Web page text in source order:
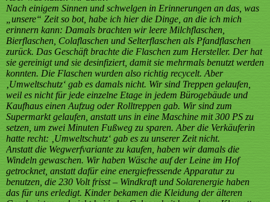
Nach einigem Sinnen und schwelgen in Erinnerungen an das, was
„unsere“ Zeit so bot, habe ich hier die Dinge, an die ich mich
erinnern kann: Damals brachten wir leere Milchflaschen,
Bierflaschen, Colaflaschen und Selterflaschen als Pfandflaschen
zurück. Das Geschäft brachte die Flaschen zum Hersteller. Der hat
sie gereinigt und sie desinfiziert, damit sie mehrmals benutzt werden
konnten. Die Flaschen wurden also richtig recycelt. Aber
‚Umweltschutz‘ gab es damals nicht. Wir sind Treppen gelaufen,
weil es nicht für jede einzelne Etage in jedem Bürogebäude und
Kaufhaus einen Aufzug oder Rolltreppen gab. Wir sind zum
Supermarkt gelaufen, anstatt uns in eine Maschine mit 300 PS zu
setzen, um zwei Minuten Fußweg zu sparen. Aber die Verkäuferin
hatte recht: ‚Umweltschutz‘ gab es zu unserer Zeit nicht.
Anstatt die Wegwerfvariante zu kaufen, haben wir damals die
Windeln gewaschen. Wir haben Wäsche auf der Leine im Hof
getrocknet, anstatt dafür eine energiefressende Apparatur zu
benutzen, die 230 Volt frisst – Windkraft und Solarenergie haben
das für uns erledigt. Kinder bekamen die Kleidung der älteren